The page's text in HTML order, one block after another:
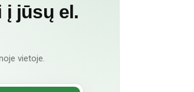
į jūsų el.
vietoje.